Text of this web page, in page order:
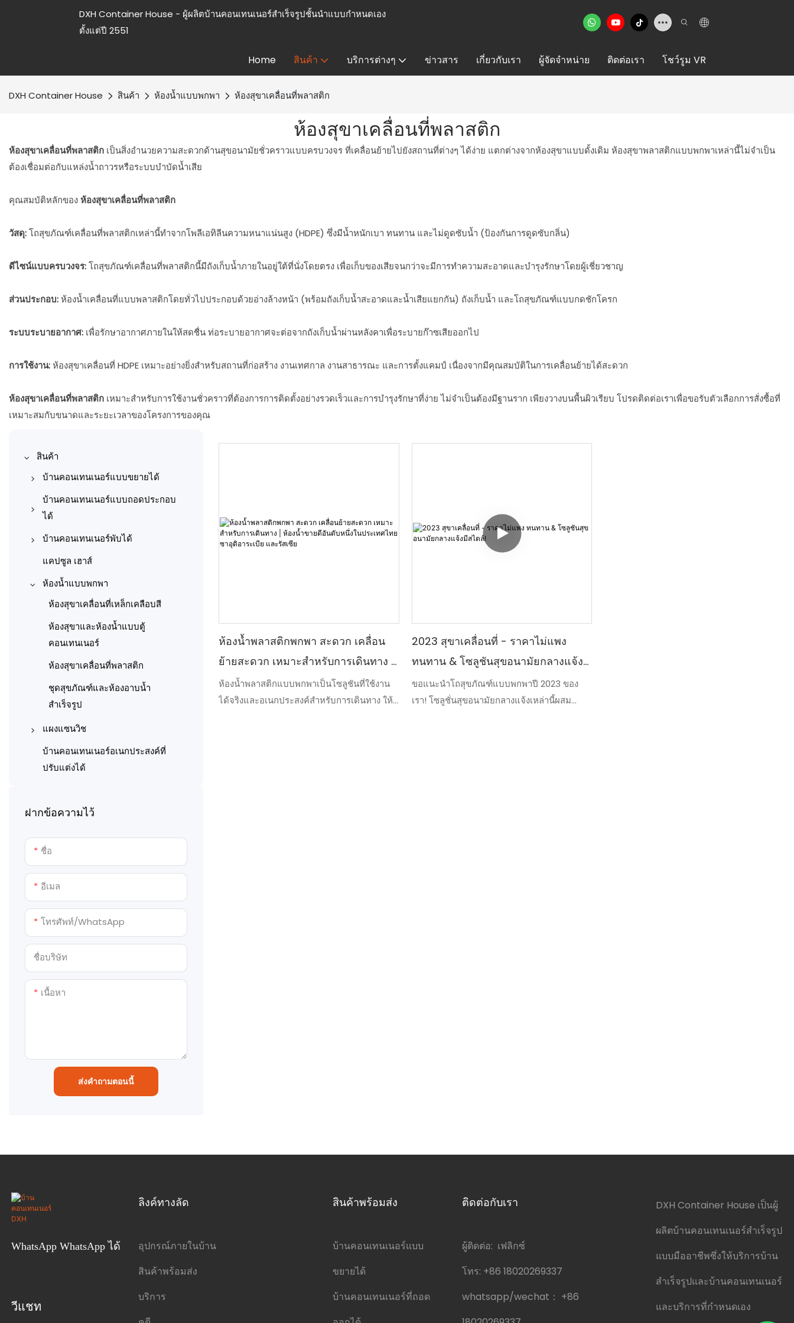
DXH Container House - ผู้ผลิตบ้านคอนเทนเนอร์สำเร็จรูปชั้นนำแบบกำหนดเอง
ตั้งแต่ปี 2551
Home สินค้า บริการต่างๆ ข่าวสาร เกี่ยวกับเรา ผู้จัดจำหน่าย ติดต่อเรา โชว์รูม VR
DXH Container House สินค้า ห้องน้ำแบบพกพา ห้องสุขาเคลื่อนที่พลาสติก
ห้องสุขาเคลื่อนที่พลาสติก
ห้องสุขาเคลื่อนที่พลาสติก เป็นสิ่งอำนวยความสะดวกด้านสุขอนามัยชั่วคราวแบบครบวงจร ที่เคลื่อนย้ายไปยังสถานที่ต่างๆ ได้ง่าย แตกต่างจากห้องสุขาแบบดั้งเดิม ห้องสุขาพลาสติกแบบพกพาเหล่านี้ไม่จำเป็น
ต้องเชื่อมต่อกับแหล่งน้ำถาวรหรือระบบบำบัดน้ำเสีย
คุณสมบัติหลักของห้องสุขาเคลื่อนที่พลาสติก
วัสดุ:โถสุขภัณฑ์เคลื่อนที่พลาสติกเหล่านี้ทำจากโพลีเอทิลีนความหนาแน่นสูง (HDPE) ซึ่งมีน้ำหนักเบา ทนทาน และไม่ดูดซับน้ำ (ป้องกันการดูดซับกลิ่น)
ดีไซน์แบบครบวงจร:โถสุขภัณฑ์เคลื่อนที่พลาสติกนี้มีถังเก็บน้ำภายในอยู่ใต้ที่นั่งโดยตรง เพื่อเก็บของเสียจนกว่าจะมีการทำความสะอาดและบำรุงรักษาโดยผู้เชี่ยวชาญ
ส่วนประกอบ:ห้องน้ำเคลื่อนที่แบบพลาสติกโดยทั่วไปประกอบด้วยอ่างล้างหน้า (พร้อมถังเก็บน้ำสะอาดและน้ำเสียแยกกัน) ถังเก็บน้ำ และโถสุขภัณฑ์แบบกดชักโครก
ระบบระบายอากาศ: เพื่อรักษาอากาศภายในให้สดชื่น ท่อระบายอากาศจะต่อจากถังเก็บน้ำผ่านหลังคาเพื่อระบายก๊าซเสียออกไป
การใช้งาน:ห้องสุขาเคลื่อนที่ HDPE เหมาะอย่างยิ่งสำหรับสถานที่ก่อสร้าง งานเทศกาล งานสาธารณะ และการตั้งแคมป์ เนื่องจากมีคุณสมบัติในการเคลื่อนย้ายได้สะดวก
ห้องสุขาเคลื่อนที่พลาสติก เหมาะสำหรับการใช้งานชั่วคราวที่ต้องการการติดตั้งอย่างรวดเร็วและการบำรุงรักษาที่ง่าย ไม่จำเป็นต้องมีฐานราก เพียงวางบนพื้นผิวเรียบ โปรดติดต่อเราเพื่อขอรับตัวเลือกการสั่งซื้อที่
เหมาะสมกับขนาดและระยะเวลาของโครงการของคุณ
สินค้า
บ้านคอนเทนเนอร์แบบขยายได้
บ้านคอนเทนเนอร์ที่ขยายได้ 10
ฟุต
บ้านคอนเทนเนอร์แบบขยายได้
บ้านคอนเทนเนอร์ที่ขยายได้ 30
40 ฟุต
บ้านคอนเทนเนอร์แบบถอดประกอบ
ได้
คอนเทนเนอร์สถานที่ก่อสร้าง
สำนักงานคอนเทนเนอร์
บ้านคอนเทนเนอร์สำหรับอยู่อาศัย
โรงรถภาชนะ
คลังสินค้าคอนเทนเนอร์
ร้านคอนเทนเนอร์
โรงเรียนคอนเทนเนอร์
โรงพยาบาลคอนเทนเนอร์
บ้านคอนเทนเนอร์พับได้
บ้านคอนเทนเนอร์พับได้แบบ X-
type
บ้านคอนเทนเนอร์พับได้แบบ Z
แคปซูล เฮาส์
ห้องน้ำแบบพกพา
ห้องสุขาเคลื่อนที่เหล็กเคลือบสี
ห้องสุขาและห้องน้ำแบบตู้
คอนเทนเนอร์
ห้องสุขาเคลื่อนที่พลาสติก
ชุดสุขภัณฑ์และห้องอาบน้ำ
สำเร็จรูป
แผงแซนวิช
แผงแซนวิชแบบผลิตด้วย
เครื่องจักร
บ้านคอนเทนเนอร์อเนกประสงค์ที่
ปรับแต่งได้
ฝากข้อความไว้
ชื่อ
อีเมล
โทรศัพท์/WhatsApp
ชื่อบริษัท
เนื้อหา
ส่งคำถามตอนนี้
ห้องน้ำพลาสติกพกพา สะดวก เคลื่อน
ย้ายสะดวก เหมาะสำหรับการเดินทาง |
ห้องน้ำขายดีอันดับหนึ่งในประเทศไทย
ซาอุดิอาระเบีย และรัสเซีย
ห้องน้ำพลาสติกแบบพกพาเป็นโซลูชันที่ใช้งาน
ได้จริงและอเนกประสงค์สำหรับการเดินทาง ให้
2023 สุขาเคลื่อนที่ - ราคาไม่แพง
ทนทาน & โซลูชันสุขอนามัยกลางแจ้งมี
สไตล์!
ขอแนะนำโถสุขภัณฑ์แบบพกพาปี 2023 ของ
เรา! โซลูชั่นสุขอนามัยกลางแจ้งเหล่านี้ผสม
WhatsApp WhatsApp ได้
วีแชท
ลิงค์ทางลัด
อุปกรณ์ภายในบ้าน
สินค้าพร้อมส่ง
บริการ
สินค้าพร้อมส่ง
บ้านคอนเทนเนอร์แบบ
ขยายได้
บ้านคอนเทนเนอร์ที่ถอด
ติดต่อกับเรา
ผู้ติดต่อ: เฟลิกซ์
โทร: +86 18020269337
whatsapp/wechat： +86
DXH Container House เป็นผู้
ผลิตบ้านคอนเทนเนอร์สำเร็จรูป
แบบมืออาชีพซึ่งให้บริการบ้าน
สำเร็จรูปและบ้านคอนเทนเนอร์
และบริการที่กำหนดเอง